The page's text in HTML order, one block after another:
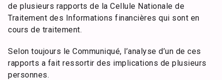
de plusieurs rapports de la Cellule Nationale de
Traitement des Informations financières qui sont en
cours de traitement.
Selon toujours le Communiqué, l’analyse d’un de ces
rapports a fait ressortir des implications de plusieurs
personnes.